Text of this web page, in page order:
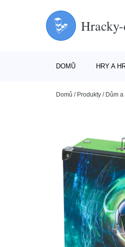
DOMŮ HRY A
Domů / Produkty / Dům